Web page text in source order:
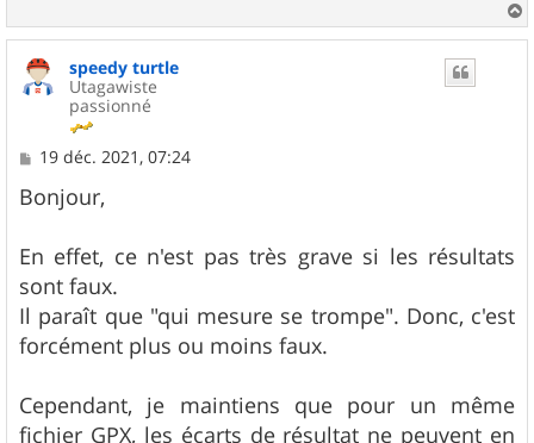
a
speedy turtle
Utagawiste
passionné
M
s
s
g
e
19 déc. 2021, 07:24
Bonjour,
En effet, ce n'est pas très grave si les résultats
sont faux.
Il paraît que "qui mesure se trompe". Donc, c'est
forcément plus ou moins faux.
Cependant, je maintiens que pour un même
fichier GPX, les écarts de résultat ne peuvent en